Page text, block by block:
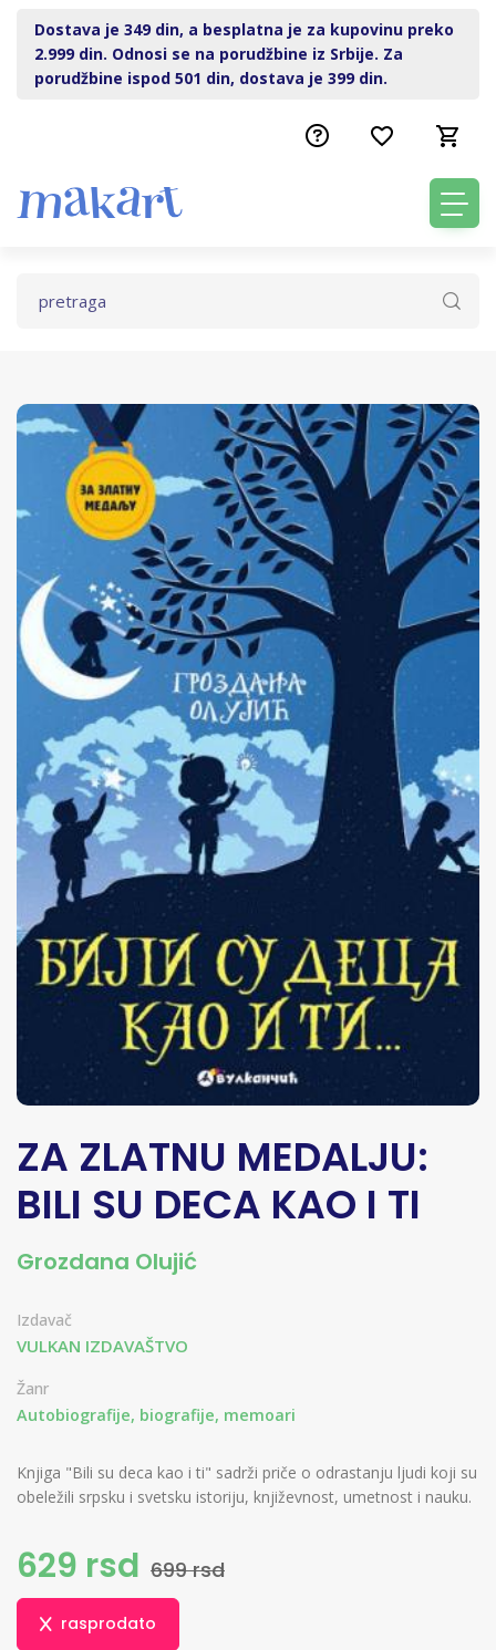
Dostava je 349 din, a besplatna je za kupovinu preko
2.999 din. Odnosi se na porudžbine iz Srbije. Za
porudžbine ispod 501 din, dostava je 399 din.
ZA ZLATNU MEDALJU:
BILI SU DECA KAO I TI
Grozdana Olujić
Izdavač
VULKAN IZDAVAŠTVO
Žanr
Autobiografije, biografije, memoari
Knjiga "Bili su deca kao i ti" sadrži priče o odrastanju ljudi koji su
obeležili srpsku i svetsku istoriju, književnost, umetnost i nauku.
629 rsd 699 rsd
rasprodato